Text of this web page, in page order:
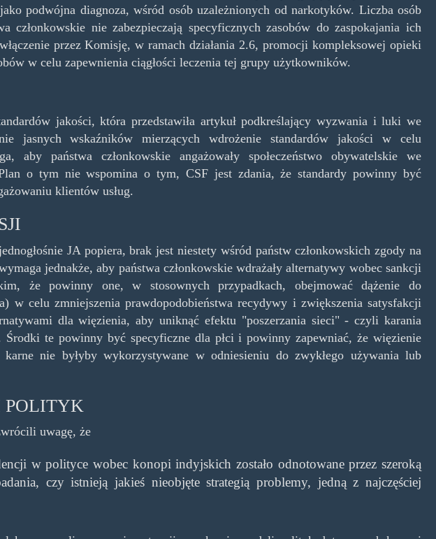
podwójna diagnoza, wśród osób uzależnionych od narkotyków. Liczba osób
członkowskie nie zabezpieczają specyficznych zasobów do zaspokajania ich
przez Komisję, w ramach działania 2.6, promocji kompleksowej opieki
w celu zapewnienia ciągłości leczenia tej grupy użytkowników.
jakości, która przedstawiła artykuł podkreślający wyzwania i luki we
jasnych wskaźników mierzących wdrożenie standardów jakości w celu
aby państwa członkowskie angażowały społeczeństwo obywatelskie we
o tym nie wspomina o tym, CSF jest zdania, że standardy powinny być
klientów usług.
JA popiera, brak jest niestety wśród państw członkowskich zgody na
jednakże, aby państwa członkowskie wdrażały alternatywy wobec sankcji
że powinny one, w stosownych przypadkach, obejmować dążenie do
w celu zmniejszenia prawdopodobieństwa recydywy i zwiększenia satysfakcji
dla więzienia, aby uniknąć efektu "poszerzania sieci" - czyli karania
te powinny być specyficzne dla płci i powinny zapewniać, że więzienie
nie byłyby wykorzystywane w odniesieniu do zwykłego używania lub
POLITYK
uwagę, że
w polityce wobec konopi indyjskich zostało odnotowane przez szeroką
czy istnieją jakieś nieobjęte strategią problemy, jedną z najczęściej